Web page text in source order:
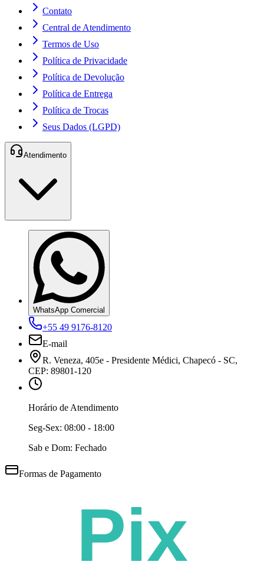
Contato
Central de Atendimento
Termos de Uso
Política de Privacidade
Política de Devolução
Política de Entrega
Política de Trocas
Seus Dados (LGPD)
Atendimento
WhatsApp Comercial
+55 49 9176-8120
E-mail
R. Veneza, 405e - Presidente Médici, Chapecó - SC,
CEP: 89801-120
Horário de Atendimento
Seg-Sex: 08:00 - 18:00
Sab e Dom: Fechado
Formas de Pagamento
Pix